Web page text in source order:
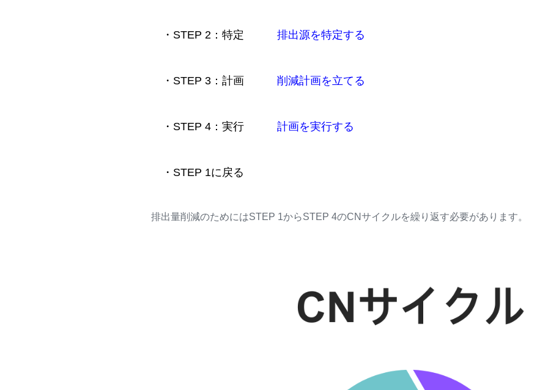
・STEP 2：特定 排出源を特定する
・STEP 3：計画 削減計画を立てる
・STEP 4：実行 計画を実行する
・STEP 1に戻る
排出量削減のためにはSTEP 1からSTEP 4のCNサイクルを繰り返す必要があります。